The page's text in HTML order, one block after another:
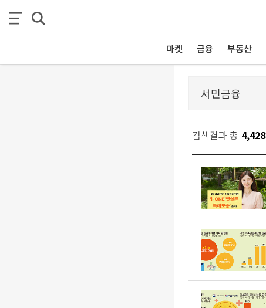
마켓 금융 부동산
검색결과 총 4,428